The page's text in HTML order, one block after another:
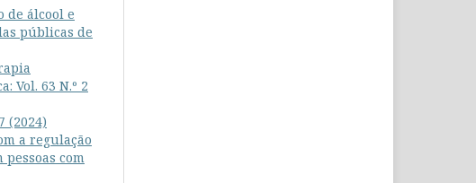
de álcool e
públicas de
Vol. 63 N.º 2
(2024)
a regulação
com